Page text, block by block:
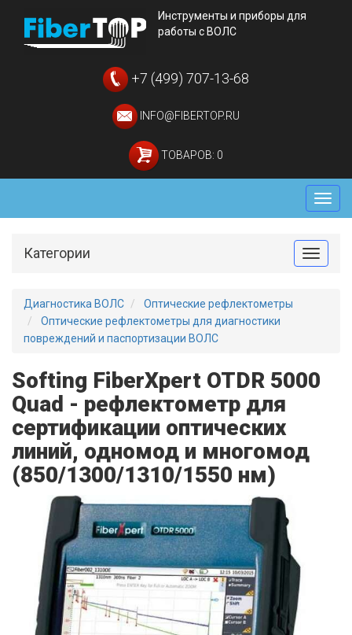
Инструменты и приборы для
работы с ВОЛС
+7 (499) 707-13-68
INFO@FIBERTOP.RU
ТОВАРОВ: 0
Меню
Toggle
Категории
Диагностика ВОЛС
Оптические рефлектометры
Оптические рефлектометры для диагностики
повреждений и паспортизации ВОЛС
Softing FiberXpert OTDR 5000
Quad - рефлектометр для
сертификации оптических
линий, одномод и многомод
(850/1300/1310/1550 нм)